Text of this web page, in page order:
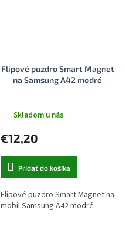
Flipové puzdro Smart Magnet
na Samsung A42 modré
Skladom u nás
€12,20
Pridať do košíka
Flipové puzdro Smart Magnet na
mobil Samsung A42 modré